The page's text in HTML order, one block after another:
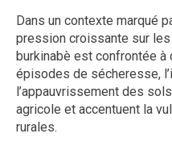
Dans un contexte marqué
pression croissante sur
burkinabè est confrontée
épisodes de sécheresse,
l’appauvrissement des
agricole et accentuent la
rurales.